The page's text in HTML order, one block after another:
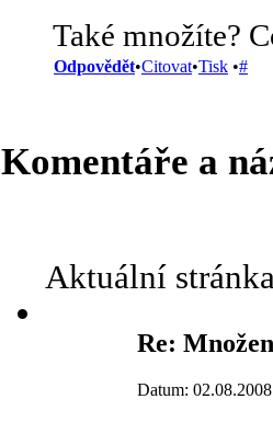
Také množíte?
Odpovědět•Citovat•Tisk •#
Komentáře a
Aktuální
Re:
Datum: